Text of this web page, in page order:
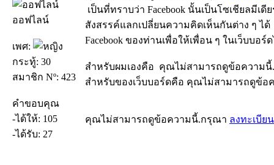
ออฟไลน์
เพศ:
กระทู้: 30
สมาชิก Nº: 423
คำขอบคุณ
-ได้ให้: 105
-ได้รับ: 27
เป็นที่ทราบว่า Facebook นั้นเป็นโซเชียลมีเ
สังสรรค์แลกเปลี่ยนความคิดเห็นกันต่าง ๆ
Facebook ของท่านเพื่อให้เพื่อน ๆ ในเว็บบอ
สำหรับผมเองคือ คุณไม่สามารถดูข้อความ
สำหรับของเว็บบอร์ดคือ คุณไม่สามารถดูข้
คุณไม่สามารถดูข้อความนี้.กรุณา ลงทะเบียน